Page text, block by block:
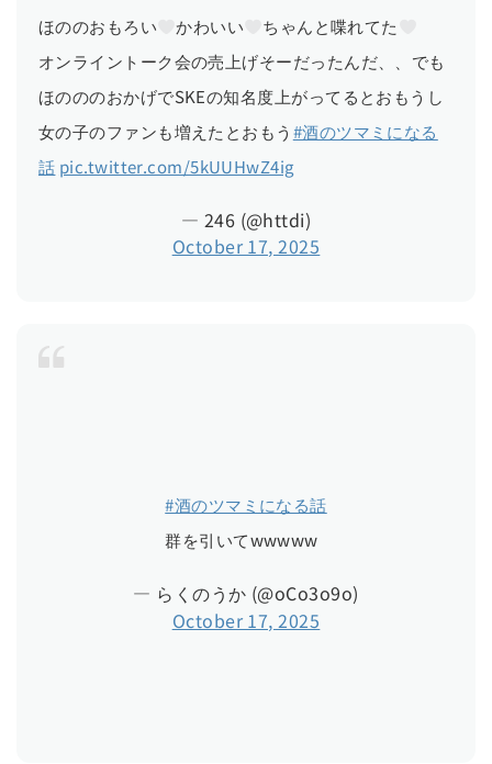
ほののおもろい かわいい
ちゃんと喋れてた
オンライントーク会の売上げそーだったんだ、、でも
ほのののおかげでSKEの知名度上がってるとおもうし
女の子のファンも増えたとおもう #酒のツマミになる
話 pic.twitter.com/5kUUHwZ4ig
— 246 (@httdi)
October 17, 2025
#酒のツマミになる話
群を引いてwwwww
— らくのうか (@oCo3o9o)
October 17, 2025